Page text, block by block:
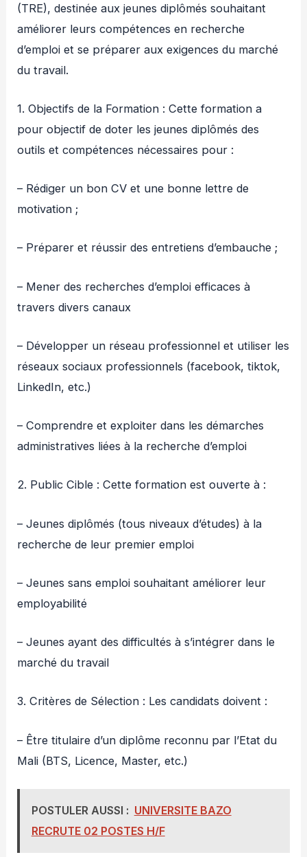
(TRE), destinée aux jeunes diplômés souhaitant
améliorer leurs compétences en recherche
d’emploi et se préparer aux exigences du marché
du travail.
1. Objectifs de la Formation : Cette formation a
pour objectif de doter les jeunes diplômés des
outils et compétences nécessaires pour :
– Rédiger un bon CV et une bonne lettre de
motivation ;
– Préparer et réussir des entretiens d’embauche ;
– Mener des recherches d’emploi efficaces à
travers divers canaux
– Développer un réseau professionnel et utiliser les
réseaux sociaux professionnels (facebook, tiktok,
LinkedIn, etc.)
– Comprendre et exploiter dans les démarches
administratives liées à la recherche d’emploi
2. Public Cible : Cette formation est ouverte à :
– Jeunes diplômés (tous niveaux d’études) à la
recherche de leur premier emploi
– Jeunes sans emploi souhaitant améliorer leur
employabilité
– Jeunes ayant des difficultés à s’intégrer dans le
marché du travail
3. Critères de Sélection : Les candidats doivent :
– Être titulaire d’un diplôme reconnu par l’Etat du
Mali (BTS, Licence, Master, etc.)
POSTULER AUSSI : UNIVERSITE BAZO
RECRUTE 02 POSTES H/F